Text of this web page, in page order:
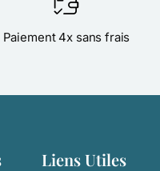
Paiement 4x sans frais
Liens Utiles